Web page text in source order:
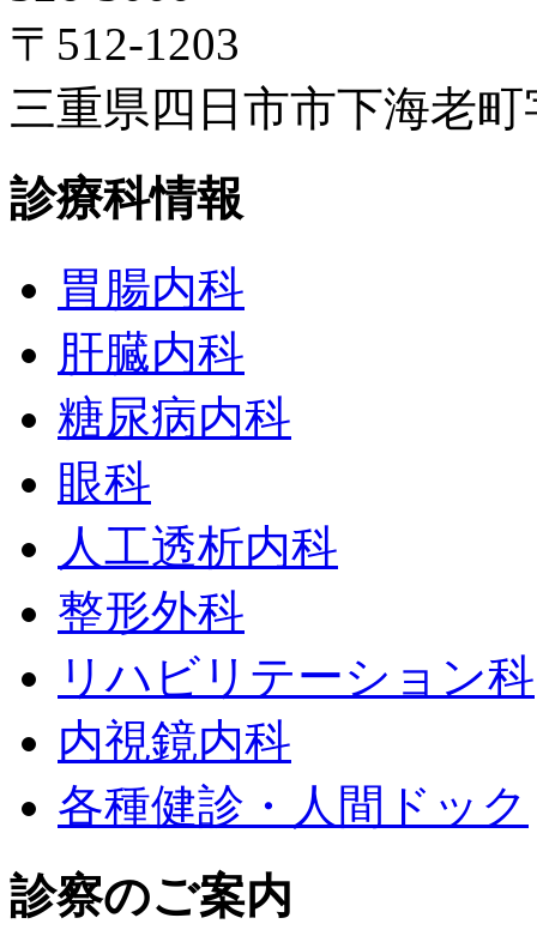
〒512-1203
三重県四日市市下海老町
診療科情報
胃腸内科
肝臓内科
糖尿病内科
眼科
人工透析内科
整形外科
リハビリテーション科
内視鏡内科
各種健診・人間ドック
診察のご案内